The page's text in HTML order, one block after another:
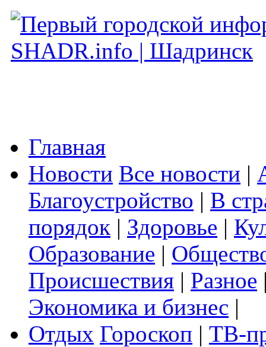
Главная
Новости Все новости |
Благоустройство | В
порядок | Здоровье |
Образование |
Происшествия | Разное
Экономика и бизнес |
Отдых Гороскоп | ТВ-